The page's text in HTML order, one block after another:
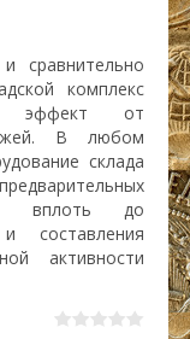
сравнительно
комплекс
эффект от
В любом
склада
вплоть до
составления
активности